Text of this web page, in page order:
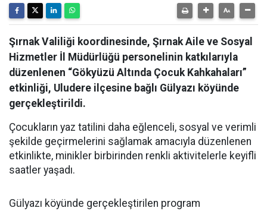
Şırnak Valiliği koordinesinde, Şırnak Aile ve Sosyal
Hizmetler İl Müdürlüğü personelinin katkılarıyla
düzenlenen “Gökyüzü Altında Çocuk Kahkahaları”
etkinliği, Uludere ilçesine bağlı Gülyazı köyünde
gerçekleştirildi.
Çocukların yaz tatilini daha eğlenceli, sosyal ve verimli
şekilde geçirmelerini sağlamak amacıyla düzenlenen
etkinlikte, minikler birbirinden renkli aktivitelerle keyifli
saatler yaşadı.
Gülyazı köyünde gerçekleştirilen program